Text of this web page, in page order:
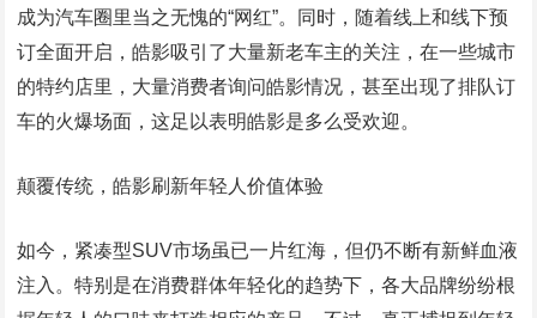
成为汽车圈里当之无愧的“网红”。同时，随着线上和线下预
订全面开启，皓影吸引了大量新老车主的关注，在一些城市
的特约店里，大量消费者询问皓影情况，甚至出现了排队订
车的火爆场面，这足以表明皓影是多么受欢迎。
颠覆传统，皓影刷新年轻人价值体验
如今，紧凑型SUV市场虽已一片红海，但仍不断有新鲜血液
注入。特别是在消费群体年轻化的趋势下，各大品牌纷纷根